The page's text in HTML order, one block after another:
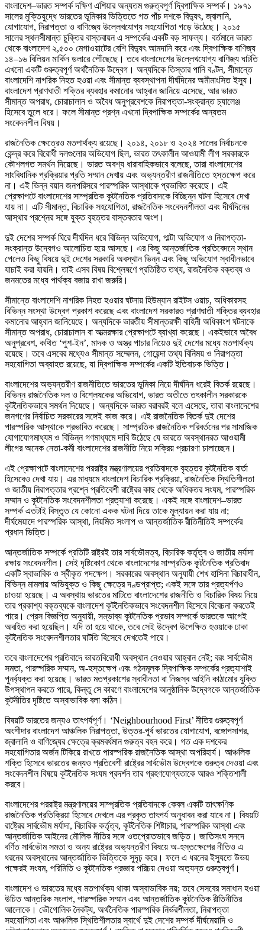
বাংলাদেশ–ভারত সম্পর্ক দক্ষিণ এশিয়ার অন্যতম গুরুত্বপূর্ণ দ্বিপাক্ষিক সম্পর্ক। ১৯৭১
সালের মুক্তিযুদ্ধে ভারতের ভূমিকার ভিত্তিতে গত পাঁচ দশকে বিদ্যুৎ, জ্বালানি,
যোগাযোগ, নিরাপত্তা ও বাণিজ্যে উল্লেখযোগ্য সহযোগিতা গড়ে উঠেছে। ২০১৫
সালের স্থলসীমান্ত চুক্তির বাস্তবায়ন এ সম্পর্কের একটি বড় সাফল্য। বর্তমানে ভারত
থেকে বাংলাদেশ ২,৫০০ মেগাওয়াটের বেশি বিদ্যুৎ আমদানি করে এবং দ্বিপাক্ষিক বাণিজ্য
১৪–১৬ বিলিয়ন মার্কিন ডলারে পৌঁছেছে। তবে বাংলাদেশের উল্লেখযোগ্য বাণিজ্য ঘাটতি
এখনো একটি গুরুত্বপূর্ণ অর্থনৈতিক উদ্বেগ। অন্যদিকে তিস্তার পানি বণ্টন, সীমান্তে
বাংলাদেশি নাগরিক নিহত হওয়া এবং সীমান্ত ব্যবস্থাপনা দীর্ঘদিনের অমীমাংসিত ইস্যু।
বাংলাদেশ প্রাণঘাতী শক্তির ব্যবহার কমানোর আহ্বান জানিয়ে এসেছে, আর ভারত
সীমান্ত অপরাধ, চোরাচালান ও অবৈধ অনুপ্রবেশকে নিরাপত্তা-সংক্রান্ত চ্যালেঞ্জ
হিসেবে তুলে ধরে। ফলে সীমান্ত প্রশ্ন এখনো দ্বিপাক্ষিক সম্পর্কের অন্যতম
সংবেদনশীল বিষয়।
রাজনৈতিক ক্ষেত্রেও মতপার্থক্য রয়েছে। ২০১৪, ২০১৮ ও ২০২৪ সালের নির্বাচনকে
কেন্দ্র করে বিরোধী দলগুলোর অভিযোগ ছিল, ভারত তৎকালীন আওয়ামী লীগ সরকারকে
কৌশলগত সমর্থন দিয়েছে। ভারত অবশ্য ধারাবাহিকভাবে বলেছে, তারা বাংলাদেশের
সাংবিধানিক প্রক্রিয়ার প্রতি সম্মান দেখায় এবং অভ্যন্তরীণ রাজনীতিতে হস্তক্ষেপ করে
না। এই ভিন্ন বয়ান জনপরিসরে পারস্পরিক আস্থাকে প্রভাবিত করেছে। এই
প্রেক্ষাপটে বাংলাদেশের সাম্প্রতিক কূটনৈতিক প্রতিবাদকে বিচ্ছিন্ন ঘটনা হিসেবে দেখা
যায় না। এটি সীমান্ত, বিচারিক সহযোগিতা, রাজনৈতিক সংবেদনশীলতা এবং দীর্ঘদিনের
আস্থার প্রশ্নের সঙ্গে যুক্ত বৃহত্তর বাস্তবতার অংশ।
দুই দেশের সম্পর্ক ঘিরে দীর্ঘদিন ধরে বিভিন্ন অভিযোগ, পাল্টা অভিযোগ ও নিরাপত্তা-
সংক্রান্ত উদ্বেগও আলোচিত হয়ে আসছে। এর কিছু আন্তর্জাতিক প্রতিবেদনে স্থান
পেলেও কিছু বিষয়ে দুই দেশের সরকারি অবস্থান ভিন্ন এবং কিছু অভিযোগ স্বাধীনভাবে
যাচাই করা যায়নি। তাই এসব বিষয় বিশ্লেষণে প্রতিষ্ঠিত তথ্য, রাজনৈতিক বক্তব্য ও
জনমতের মধ্যে পার্থক্য বজায় রাখা জরুরি।
সীমান্তে বাংলাদেশি নাগরিক নিহত হওয়ার ঘটনায় হিউম্যান রাইটস ওয়াচ, অধিকারসহ
বিভিন্ন সংস্থা উদ্বেগ প্রকাশ করেছে এবং বাংলাদেশ সরকারও প্রাণঘাতী শক্তির ব্যবহার
কমানোর আহ্বান জানিয়েছে। অন্যদিকে ভারতীয় সীমান্তরক্ষী বাহিনী অধিকাংশ ঘটনাকে
সীমান্ত অপরাধ, চোরাচালান বা আত্মরক্ষার প্রেক্ষাপটে ব্যাখ্যা করেছে। একইভাবে অবৈধ
অনুপ্রবেশ, কথিত ‘পুশ-ইন’, মাদক ও অস্ত্র পাচার নিয়েও দুই দেশের মধ্যে মতপার্থক্য
রয়েছে। তবে এসবের মধ্যেও সীমান্ত সম্মেলন, গোয়েন্দা তথ্য বিনিময় ও নিরাপত্তা
সহযোগিতা অব্যাহত রয়েছে, যা দ্বিপাক্ষিক সম্পর্কের একটি ইতিবাচক ভিত্তি।
বাংলাদেশের অভ্যন্তরীণ রাজনীতিতে ভারতের ভূমিকা নিয়ে দীর্ঘদিন ধরেই বিতর্ক রয়েছে।
বিভিন্ন রাজনৈতিক দল ও বিশ্লেষকের অভিযোগ, ভারত অতীতে তৎকালীন সরকারকে
কূটনৈতিকভাবে সমর্থন দিয়েছে। অন্যদিকে ভারত বরাবরই বলে এসেছে, তারা বাংলাদেশের
জনগণের নির্বাচিত সরকারের সঙ্গেই কাজ করে। এই রাজনৈতিক বিতর্ক দুই দেশের
পারস্পরিক আস্থাকে প্রভাবিত করেছে। সাম্প্রতিক রাজনৈতিক পরিবর্তনের পর সামাজিক
যোগাযোগমাধ্যম ও বিভিন্ন গণমাধ্যমে দাবি উঠেছে যে ভারতে অবস্থানরত আওয়ামী
লীগের অনেক নেতা-কর্মী বাংলাদেশের রাজনীতি নিয়ে সক্রিয় প্রচারণা চালাচ্ছেন।
এই প্রেক্ষাপটে বাংলাদেশের পররাষ্ট্র মন্ত্রণালয়ের প্রতিবাদকে বৃহত্তর কূটনৈতিক বার্তা
হিসেবেও দেখা যায়। এর মাধ্যমে বাংলাদেশ বিচারিক প্রক্রিয়া, রাজনৈতিক স্থিতিশীলতা
ও জাতীয় নিরাপত্তার প্রশ্নে প্রতিবেশী রাষ্ট্রের কাছ থেকে অধিকতর সংযম, পারস্পরিক
সম্মান ও কূটনৈতিক সংবেদনশীলতা প্রত্যাশা করেছে। একই সঙ্গে বাংলাদেশ–ভারত
সম্পর্ক এতটাই বিস্তৃত যে কোনো একক ঘটনা দিয়ে তাকে মূল্যায়ন করা যায় না;
দীর্ঘমেয়াদে পারস্পরিক আস্থা, নিয়মিত সংলাপ ও আন্তর্জাতিক রীতিনীতিই সম্পর্কের
প্রধান ভিত্তি।
আন্তর্জাতিক সম্পর্কে প্রতিটি রাষ্ট্রই তার সার্বভৌমত্ব, বিচারিক কর্তৃত্ব ও জাতীয় মর্যাদা
রক্ষায় সংবেদনশীল। সেই দৃষ্টিকোণ থেকে বাংলাদেশের সাম্প্রতিক কূটনৈতিক প্রতিবাদ
একটি স্বাভাবিক ও স্বীকৃত পদক্ষেপ। সরকারের অবস্থান অনুযায়ী শেখ হাসিনা বিচারাধীন,
বিভিন্ন মামলায় অভিযুক্ত ও কিছু ক্ষেত্রে দণ্ডপ্রাপ্ত; একই সঙ্গে তার প্রত্যর্পণও
চাওয়া হয়েছে। এ অবস্থায় ভারতের মাটিতে বাংলাদেশের রাজনীতি ও বিচারিক বিষয় নিয়ে
তার প্রকাশ্য বক্তব্যকে বাংলাদেশ কূটনৈতিকভাবে সংবেদনশীল হিসেবে বিবেচনা করতেই
পারে। প্রেস বিজ্ঞপ্তি অনুযায়ী, সম্ভাব্য কূটনৈতিক প্রভাব সম্পর্কে ভারতকে আগেই
অবহিত করা হয়েছিল। যদি তা হয়ে থাকে, তবে সেই উদ্বেগ উপেক্ষিত হওয়াকে ঢাকা
কূটনৈতিক সংবেদনশীলতার ঘাটতি হিসেবে দেখতেই পারে।
তবে বাংলাদেশের প্রতিবাদে ভারতবিরোধী অবস্থান নেওয়ার আহ্বান নেই; বরং সার্বভৌম
সমতা, পারস্পরিক সম্মান, অ-হস্তক্ষেপ এবং গঠনমূলক দ্বিপাক্ষিক সম্পর্কের প্রত্যাশাই
পুনর্ব্যক্ত করা হয়েছে। ভারত মতপ্রকাশের স্বাধীনতা বা নিজস্ব আইনি কাঠামোর যুক্তি
উপস্থাপন করতে পারে, কিন্তু সে কারণে বাংলাদেশের আনুষ্ঠানিক উদ্বেগকে আন্তর্জাতিক
কূটনীতির দৃষ্টিতে অস্বাভাবিক বলা কঠিন।
বিষয়টি ভারতের জন্যও তাৎপর্যপূর্ণ। ‘Neighbourhood First’ নীতির গুরুত্বপূর্ণ
অংশীদার বাংলাদেশ আঞ্চলিক নিরাপত্তা, উত্তর-পূর্ব ভারতের যোগাযোগ, বঙ্গোপসাগর,
জ্বালানি ও বাণিজ্যের ক্ষেত্রে ক্রমবর্ধমান গুরুত্ব বহন করে। গত এক দশকের
সহযোগিতার অর্জন টিকিয়ে রাখতে পারস্পরিক রাজনৈতিক আস্থা অপরিহার্য। আঞ্চলিক
শক্তি হিসেবে ভারতের জন্যও প্রতিবেশী রাষ্ট্রের সার্বভৌম উদ্বেগকে গুরুত্ব দেওয়া এবং
সংবেদনশীল বিষয়ে কূটনৈতিক সংযম প্রদর্শন তার গ্রহণযোগ্যতাকে আরও শক্তিশালী
করবে।
বাংলাদেশের পররাষ্ট্র মন্ত্রণালয়ের সাম্প্রতিক প্রতিবাদকে কেবল একটি তাৎক্ষণিক
রাজনৈতিক প্রতিক্রিয়া হিসেবে দেখলে এর প্রকৃত তাৎপর্য অনুধাবন করা যাবে না। বিষয়টি
রাষ্ট্রের সার্বভৌম মর্যাদা, বিচারিক কর্তৃত্ব, কূটনৈতিক শিষ্টাচার, পারস্পরিক আস্থা এবং
আন্তর্জাতিক আইনের মৌলিক নীতির সঙ্গে ওতপ্রোতভাবে জড়িত। জাতিসংঘ সনদে
বর্ণিত সার্বভৌম সমতা ও অন্য রাষ্ট্রের অভ্যন্তরীণ বিষয়ে অ-হস্তক্ষেপের নীতিও এ
ধরনের অবস্থানের আন্তর্জাতিক ভিত্তিকে সুদৃঢ় করে। ফলে এ ধরনের ইস্যুতে উভয়
পক্ষেরই সংযম, পরিমিতি ও কূটনৈতিক প্রজ্ঞার পরিচয় দেওয়া অত্যন্ত গুরুত্বপূর্ণ।
বাংলাদেশ ও ভারতের মধ্যে মতপার্থক্য থাকা অস্বাভাবিক নয়; তবে সেসবের সমাধান হওয়া
উচিত আন্তরিক সংলাপ, পারস্পরিক সম্মান এবং আন্তর্জাতিক কূটনৈতিক রীতিনীতির
আলোকে। ভৌগোলিক নৈকট্য, অর্থনৈতিক পারস্পরিক নির্ভরশীলতা, নিরাপত্তা
সহযোগিতা এবং আঞ্চলিক স্থিতিশীলতার স্বার্থে দুই দেশের সম্পর্ক দীর্ঘমেয়াদি ও